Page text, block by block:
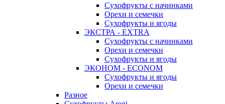
Сухофрукты с начинками
Орехи и семечки
Сухофрукты и ягоды
ЭКСТРА - EXTRA
Сухофрукты с начинками
Орехи и семечки
Сухофрукты и ягоды
ЭКОНОМ - ECONOM
Сухофрукты и ягоды
Орехи и семечки
Разное